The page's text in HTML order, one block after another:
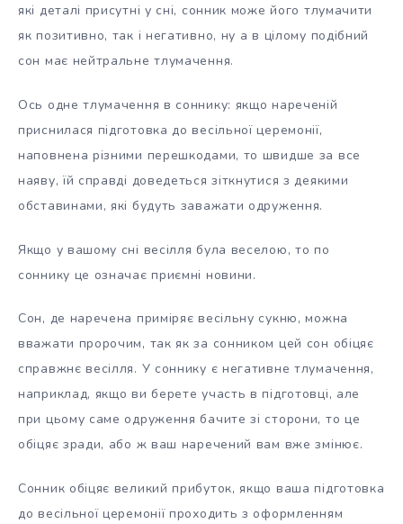
які деталі присутні у сні, сонник може його тлумачити
як позитивно, так і негативно, ну а в цілому подібний
сон має нейтральне тлумачення.
Ось одне тлумачення в соннику: якщо нареченій
приснилася підготовка до весільної церемонії,
наповнена різними перешкодами, то швидше за все
наяву, їй справді доведеться зіткнутися з деякими
обставинами, які будуть заважати одруження.
Якщо у вашому сні весілля була веселою, то по
соннику це означає приємні новини.
Сон, де наречена приміряє весільну сукню, можна
вважати пророчим, так як за сонником цей сон обіцяє
справжнє весілля. У соннику є негативне тлумачення,
наприклад, якщо ви берете участь в підготовці, але
при цьому саме одруження бачите зі сторони, то це
обіцяє зради, або ж ваш наречений вам вже змінює.
Сонник обіцяє великий прибуток, якщо ваша підготовка
до весільної церемонії проходить з оформленням